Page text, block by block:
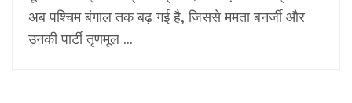
अब पश्चिम बंगाल तक बढ़ गई है, जिससे ममता बनर्जी और
उनकी पार्टी तृणमूल ...